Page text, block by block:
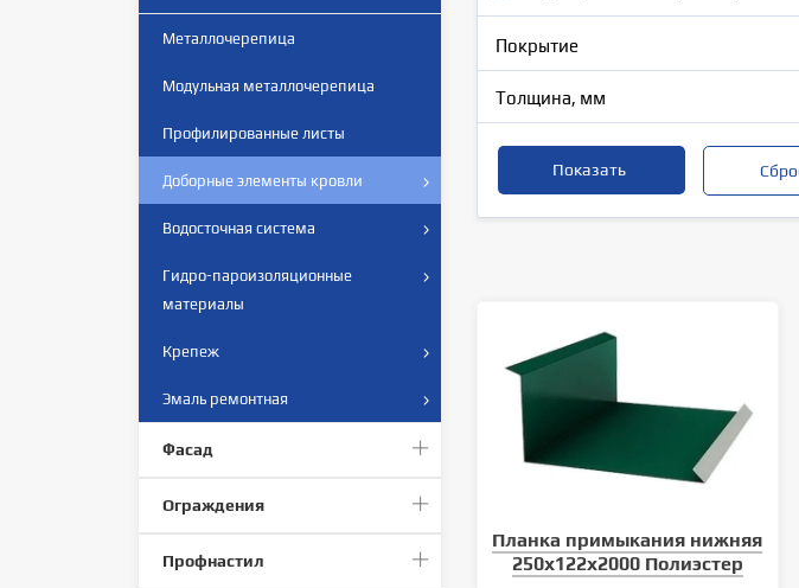
Металлочерепица
Модульная металлочерепица
Профилированные листы
Доборные элементы кровли
Водосточная система
Гидро-пароизоляционные
материалы
Крепеж
Эмаль ремонтная
Фасад
Ограждения
Профнастил
Покрытие
Толщина, мм
Планка примыкания нижняя
250х122х2000 Полиэстер